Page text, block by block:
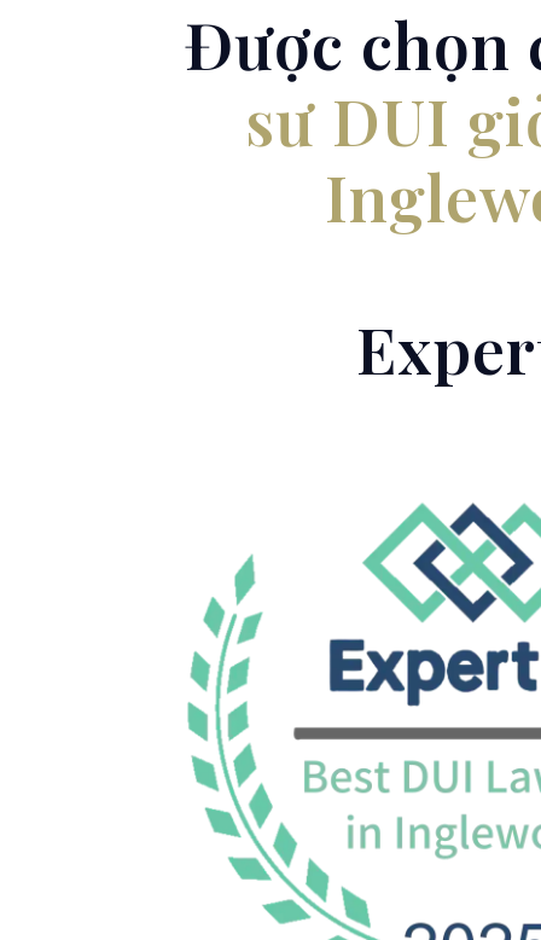
Được chọn
sư DUI